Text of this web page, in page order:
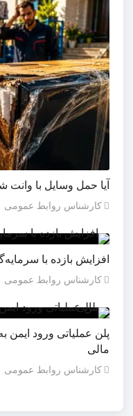
آیا حمل وسایل با
کارشناس روابط عمومی
افزایش بازده با
کارشناس روابط عمومی
پلن عملیاتی ورود
مالی
کارشناس روابط عمومی